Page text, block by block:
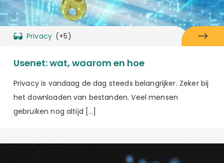
Privacy (+5)
Usenet: wat, waarom en hoe
Privacy is vandaag de dag steeds belangrijker. Zeker bij
het downloaden van bestanden. Veel mensen
gebruiken nog altijd […]